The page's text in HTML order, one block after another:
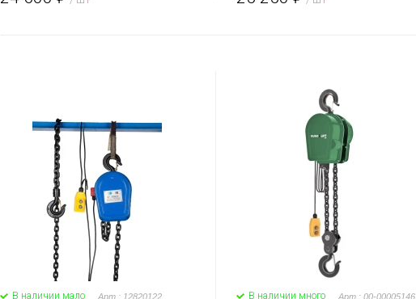
В наличии мало Арт.: 12820122 В наличии много Арт.: 00-00005146